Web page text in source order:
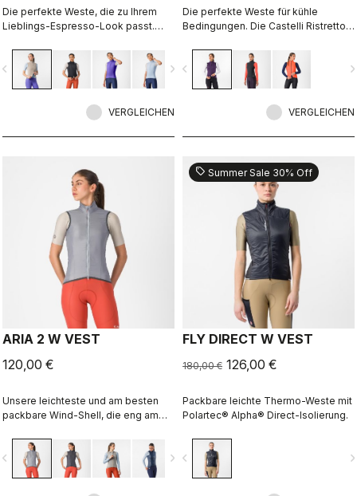
Die perfekte Weste, die zu Ihrem
Lieblings-Espresso-Look passt.
atmungsaktive Rückseite, sehr gut
verpackbar, 3 Taschen, Zwei-Wege-
Reißverschluss.
navigate_next
VERGLEICHEN
Die perfekte Weste für kühle
Bedingungen. Die Castelli Ristretto-
eine begrenzte Luftzufuhr, damit Ihr
Rumpf trocken bleibt.
navigate_before
VERGLEICHEN
ARIA 2 W VEST
120,00 €
Unsere leichteste und am besten
packbare Wind-Shell, die eng am
atmungsaktive Rückseite hat. Sie
hält den Wind vorne wirkungsvoll ab,
ohne zu Überhitzung zu führen.
navigate_next
sell Summer Sale 30% Off
FLY DIRECT W VEST
180,00 € 126,00 €
Packbare leichte Thermo-Weste mit
Polartec® Alpha® Direct-Isolierung.
navigate_before